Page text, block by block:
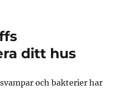
ditt hus
och bakterier har